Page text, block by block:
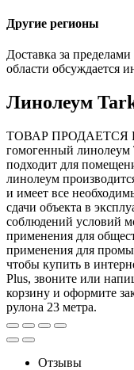
Другие регионы
Доставка за
области обсуждается
Линолеум
ТОВАР ПРОДАЕТСЯ
гомогенный линолеум
подходит для
линолеум
и имеет все
сдачи объекта в
соблюдений условий
применения для
применения для
чтобы купить в
Plus, звоните или
корзину и оформите
рулона 23 метра.
Отзывы